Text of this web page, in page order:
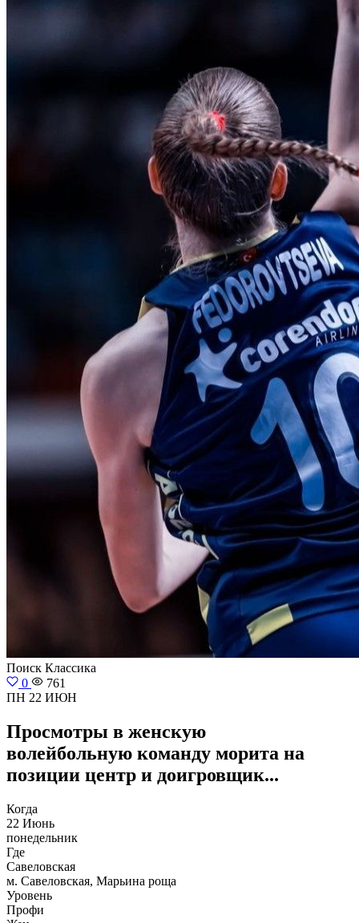
Поиск Классика
0
761
ПН 22 ИЮН
Просмотры в женскую
волейбольную команду морита на
позиции центр и доигровщик...
Когда
22 Июнь
понедельник
Где
Савеловская
м. Савеловская, Марьина роща
Уровень
Профи